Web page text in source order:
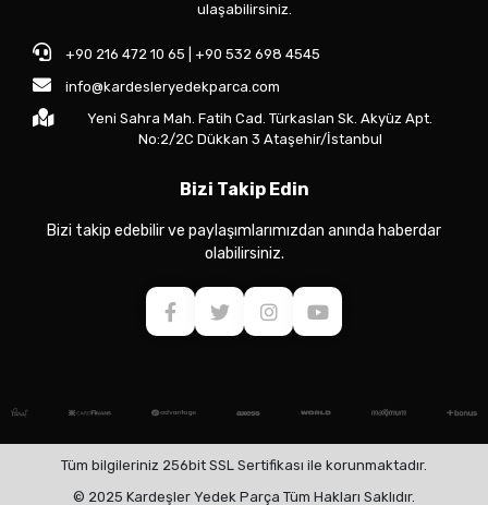
ulaşabilirsiniz.
+90 216 472 10 65 | +90 532 698 4545
info@kardesleryedekparca.com
Yeni Sahra Mah. Fatih Cad. Türkaslan Sk. Akyüz Apt.
No:2/2C Dükkan 3 Ataşehir/İstanbul
Bizi Takip Edin
Bizi takip edebilir ve paylaşımlarımızdan anında haberdar
olabilirsiniz.
Tüm bilgileriniz 256bit SSL Sertifikası ile korunmaktadır.
© 2025 Kardeşler Yedek Parça Tüm Hakları Saklıdır.